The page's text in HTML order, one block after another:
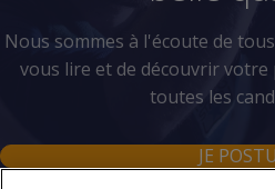
Nous sommes à l'écoute de
vous lire et de découvrir
toutes les
JE